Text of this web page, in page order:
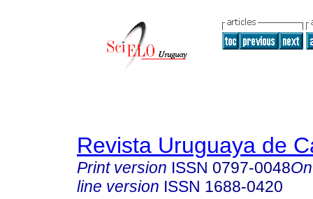
Revista Uruguaya de
Print version ISSN 0797-0048
line version ISSN 1688-0420